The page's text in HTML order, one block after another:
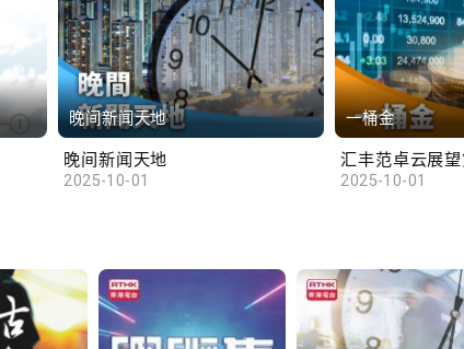
晚间新闻天地
晚间新闻天地
2025-10-01
一桶金
2025-10-01